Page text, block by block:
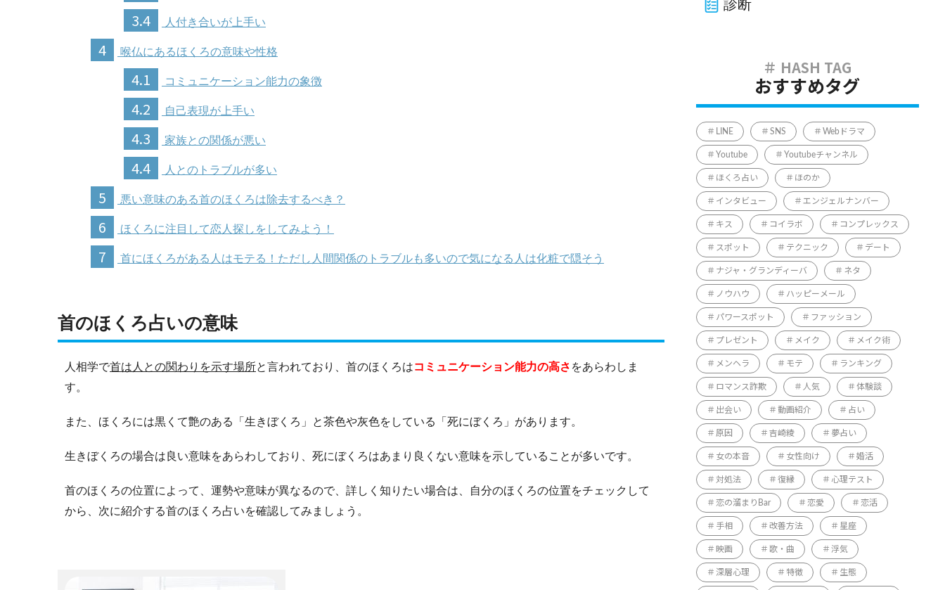
3.4
人付き合いが上手い
4 喉仏にあるほくろの意味や性格
4.1 コミュニケーション能力の象徴
4.2 自己表現が上手い
4.3 家族との関係が悪い
4.4 人とのトラブルが多い
5 悪い意味のある首のほくろは除去するべき？
6 ほくろに注目して恋人探しをしてみよう！
7 首にほくろがある人はモテる！ただし人間関係のトラブルも多いので気になる人は化粧で隠そう
首のほくろ占いの意味
人相学で首は人との関わりを示す場所と言われており、首のほくろはコミュニケーション能力の高さ をあらわしま
す。
また、ほくろには黒くて艶のある「生きぼくろ」と茶色や灰色をしている「死にぼくろ」があります。
生きぼくろの場合は良い意味をあらわしており、死にぼくろはあまり良くない意味を示していることが多いです。
首のほくろの位置によって、運勢や意味が異なるので、詳しく知りたい場合は、自分のほくろの位置をチェックして
から、次に紹介する首のほくろ占いを確認してみましょう。
診断
おすすめタグ
LINE SNS Webドラマ
Youtube Youtubeチャンネル
ほくろ占い ほのか
インタビュー エンジェルナンバー
キス コイラボ コンプレックス
スポット テクニック デート
ナジャ・グランディーバ ネタ
ノウハウ ハッピーメール
パワースポット ファッション
プレゼント メイク メイク術
メンヘラ モテ ランキング
ロマンス詐欺 人気 体験談
出会い 動画紹介 占い
原因 吉崎綾 夢占い
女の本音 女性向け 婚活
対処法 復縁 心理テスト
恋の溜まりBar 恋愛 恋活
手相 改善方法 星座
映画 歌・曲 浮気
深層心理 特徴 生態